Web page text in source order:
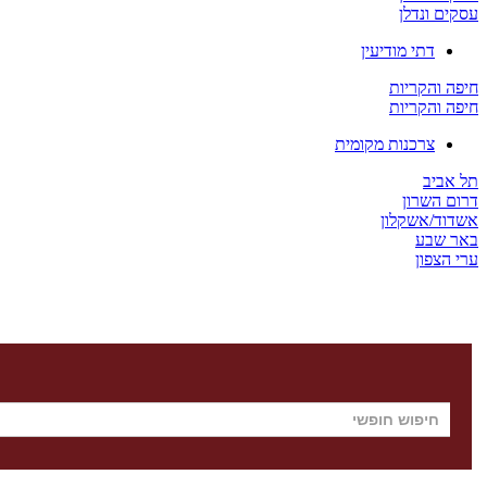
עסקים ונדלן
דתי מודיעין
חיפה והקריות
חיפה והקריות
צרכנות מקומית
תל אביב
דרום השרון
אשדוד/אשקלון
באר שבע
ערי הצפון